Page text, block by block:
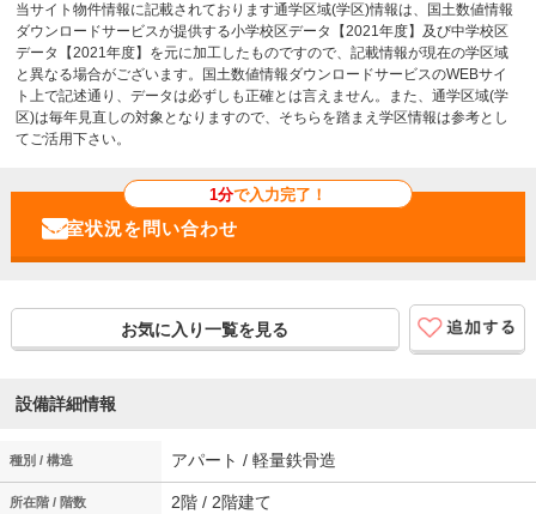
当サイト物件情報に記載されております通学区域(学区)情報は、国土数値情報
ダウンロードサービスが提供する小学校区データ【2021年度】及び中学校区
データ【2021年度】を元に加工したものですので、記載情報が現在の学区域
と異なる場合がございます。国土数値情報ダウンロードサービスのWEBサイ
ト上で記述通り、データは必ずしも正確とは言えません。また、通学区域(学
区)は毎年見直しの対象となりますので、そちらを踏まえ学区情報は参考とし
てご活用下さい。
1分で入力完了！
お気に入り一覧を見る
設備詳細情報
種別 / 構造 アパート / 軽量鉄骨造
所在階 / 階数 2階 / 2階建て